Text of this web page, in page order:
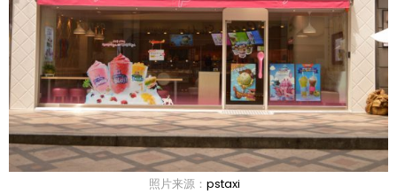
照片来源： pstaxi